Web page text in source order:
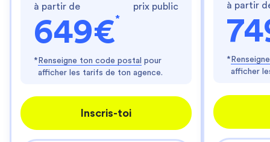
à partir de
649€*
prix public
* Renseigne ton code postal pour
afficher les tarifs de ton agence.
Inscris-toi
à partir
*
afficher